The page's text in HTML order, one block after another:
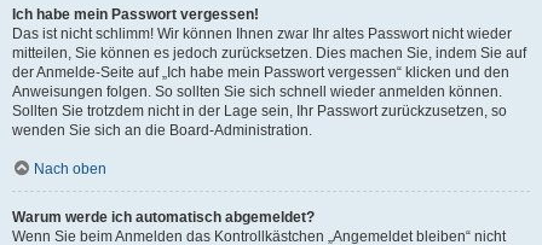
Ich habe mein Passwort vergessen!
Das ist nicht schlimm! Wir können Ihnen zwar Ihr altes Passwort nicht wieder
mitteilen, Sie können es jedoch zurücksetzen. Dies machen Sie, indem Sie auf
der Anmelde-Seite auf „Ich habe mein Passwort vergessen“ klicken und den
Anweisungen folgen. So sollten Sie sich schnell wieder anmelden können.
Sollten Sie trotzdem nicht in der Lage sein, Ihr Passwort zurückzusetzen, so
wenden Sie sich an die Board-Administration.
Nach oben
Warum werde ich automatisch abgemeldet?
Wenn Sie beim Anmelden das Kontrollkästchen „Angemeldet bleiben“ nicht